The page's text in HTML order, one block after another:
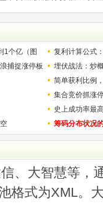
1个亿（图
复利计算公式
少？
捕捉涨停板
埋伏战法：炒
简单获利比例
用
集合竞价抓涨
史上成功率最
称选股法宝！
筹码分布状况
、大智慧等，
格式为XML。